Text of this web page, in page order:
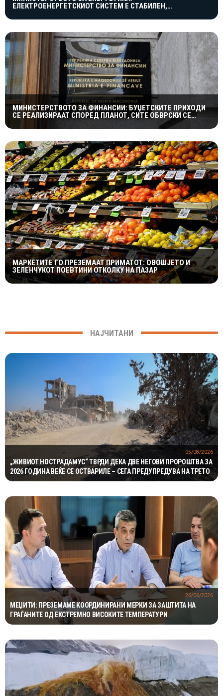
ЕЛЕКТРОЕНЕРГЕТСКИОТ СИСТЕМ Е СТАБИЛЕН,
ЕВРОПА
МИНИСТЕРСТВОТО ЗА ФИНАНСИИ: БУЏЕТСКИТЕ ПРИХОДИ
СЕ РЕАЛИЗИРААТ СПОРЕД ПЛАНОТ, СИТЕ ОБВРСКИ СЕ
МАРКЕТИТЕ ГО ПРЕЗЕМААТ ПРИМАТОТ: ОВОШЈЕТО И
ЗЕЛЕНЧУКОТ ПОЕВТИНИ ОТКОЛКУ НА ПАЗАР
НАЈЧИТАНИ
„ЖИВИОТ НОСТРАДАМУС“ ТВРДИ ДЕКА ДВЕ НЕГОВИ ПРОРОШТВА ЗА
2026 ГОДИНА ВЕЌЕ СЕ ОСТВАРИЛЕ – СЕГА ПРЕДУПРЕДУВА НА ТРЕТО
05/08/2026
МЕЏИТИ: ПРЕЗЕМАМЕ КООРДИНИРАНИ МЕРКИ ЗА ЗАШТИТА НА
ГРАЃАНИТЕ ОД ЕКСТРЕМНО ВИСОКИТЕ ТЕМПЕРАТУРИ
26/06/2026